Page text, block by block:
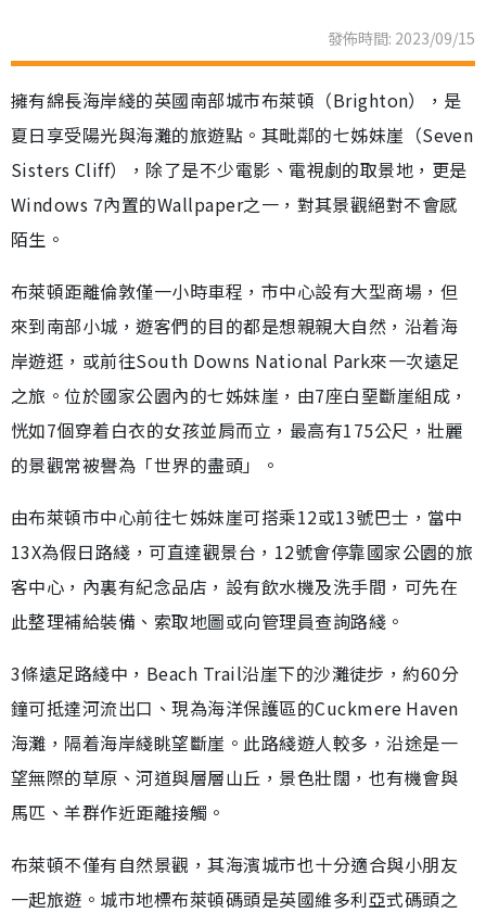
發佈時間: 2023/09/15
擁有綿長海岸綫的英國南部城市布萊頓（Brighton），是
夏日享受陽光與海灘的旅遊點。其毗鄰的七姊妹崖（Seven
Sisters Cliff），除了是不少電影、電視劇的取景地，更是
Windows 7內置的Wallpaper之一，對其景觀絕對不會感
陌生。
布萊頓距離倫敦僅一小時車程，市中心設有大型商場，但
來到南部小城，遊客們的目的都是想親親大自然，沿着海
岸遊逛，或前往South Downs National Park來一次遠足
之旅。位於國家公園內的七姊妹崖，由7座白堊斷崖組成，
恍如7個穿着白衣的女孩並肩而立，最高有175公尺，壯麗
的景觀常被譽為「世界的盡頭」。
由布萊頓市中心前往七姊妹崖可搭乘12或13號巴士，當中
13X為假日路綫，可直達觀景台，12號會停靠國家公園的旅
客中心，內裏有紀念品店，設有飲水機及洗手間，可先在
此整理補給裝備、索取地圖或向管理員查詢路綫。
3條遠足路綫中，Beach Trail沿崖下的沙灘徒步，約60分
鐘可抵達河流出口、現為海洋保護區的Cuckmere Haven
海灘，隔着海岸綫眺望斷崖。此路綫遊人較多，沿途是一
望無際的草原、河道與層層山丘，景色壯闊，也有機會與
馬匹、羊群作近距離接觸。
布萊頓不僅有自然景觀，其海濱城市也十分適合與小朋友
一起旅遊。城市地標布萊頓碼頭是英國維多利亞式碼頭之